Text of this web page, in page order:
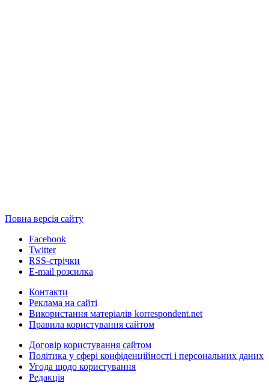
Повна версія сайту
Facebook
Twitter
RSS-стрічки
E-mail розсилка
Контакти
Реклама на сайті
Використання матеріалів korrespondent.net
Правила користування сайтом
Договір користування сайтом
Політика у сфері конфіденційності і персональних даних
Угода щодо користування
Редакція